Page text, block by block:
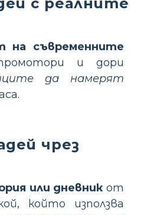
на съвременните
и дори
да намерят
чрез
или дневник от
който използва